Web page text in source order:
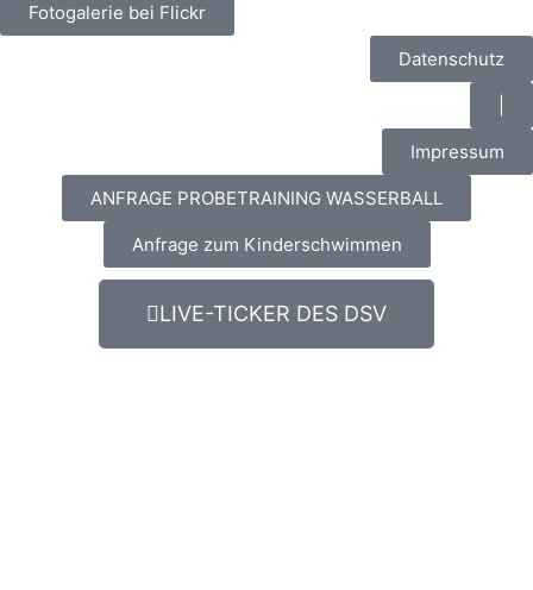
Fotogalerie bei Flickr
Datenschutz
Impressum
ANFRAGE PROBETRAINING WASSERBALL
Anfrage zum Kinderschwimmen
LIVE-TICKER DES DSV